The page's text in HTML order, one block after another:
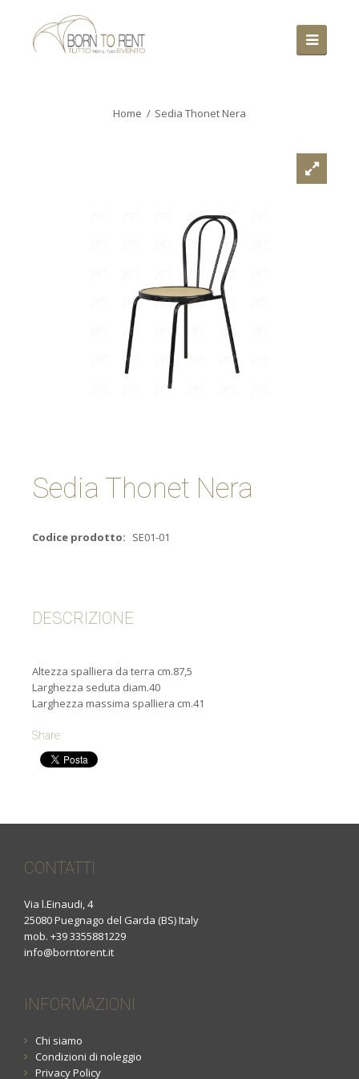
Home Sedia Thonet Nera
Sedia Thonet Nera
Codice prodotto: SE01-01
DESCRIZIONE
Altezza spalliera da terra cm.87,5
Larghezza seduta diam.40
Larghezza massima spalliera cm.41
Share
CONTATTI
Via l.Einaudi, 4
25080 Puegnago del Garda (BS) Italy
mob. +39 3355881229
info@borntorent.it
INFORMAZIONI
Chi siamo
Condizioni di noleggio
Privacy Policy